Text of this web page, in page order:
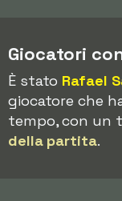
Giocatori
È stato Rafael
giocatore che
tempo, con un
della partita.